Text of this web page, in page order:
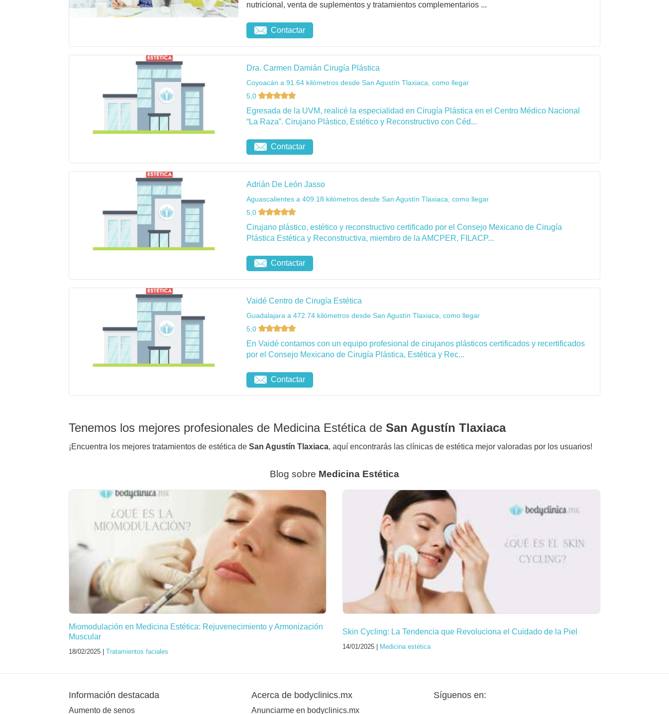
nutricional, venta de suplementos y tratamientos complementarios ...
Contactar
Dra. Carmen Damián Cirugía Plástica
Coyoacán a 91.64 kilómetros desde San Agustín Tlaxiaca, como llegar
5,0
Egresada de la UVM, realicé la especialidad en Cirugía Plástica en el Centro Médico Nacional
“La Raza”. Cirujano Plástico, Estético y Reconstructivo con Céd...
Contactar
Adrián De León Jasso
Aguascalientes a 409.18 kilómetros desde San Agustín Tlaxiaca, como llegar
5,0
Cirujano plástico, estético y reconstructivo certificado por el Consejo Mexicano de Cirugía
Plástica Estética y Reconstructiva, miembro de la AMCPER, FILACP...
Contactar
Vaidé Centro de Cirugía Estética
Guadalajara a 472.74 kilómetros desde San Agustín Tlaxiaca, como llegar
5,0
En Vaidé contamos con un equipo profesional de cirujanos plásticos certificados y recertificados
por el Consejo Mexicano de Cirugía Plástica, Estética y Rec...
Contactar
Tenemos los mejores profesionales de Medicina Estética de San Agustín Tlaxiaca
¡Encuentra los mejores tratamientos de estética de San Agustín Tlaxiaca, aquí encontrarás las clínicas de estética mejor valoradas por los usuarios!
Blog sobre Medicina Estética
Miomodulación en Medicina Estética: Rejuvenecimiento y Armonización
Muscular
18/02/2025 | Tratamientos faciales
Skin Cycling: La Tendencia que Revoluciona el Cuidado de la Piel
14/01/2025 | Medicina estética
Información destacada
Aumento de senos
Acerca de bodyclinics.mx
Anunciarme en bodyclinics.mx
Síguenos en: